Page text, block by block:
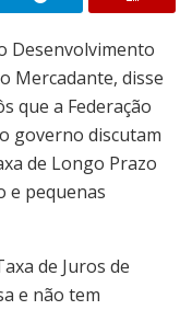
Desenvolvimento
Mercadante, disse
que a Federação
governo discutam
de Longo Prazo
e pequenas
de Juros de
e não tem